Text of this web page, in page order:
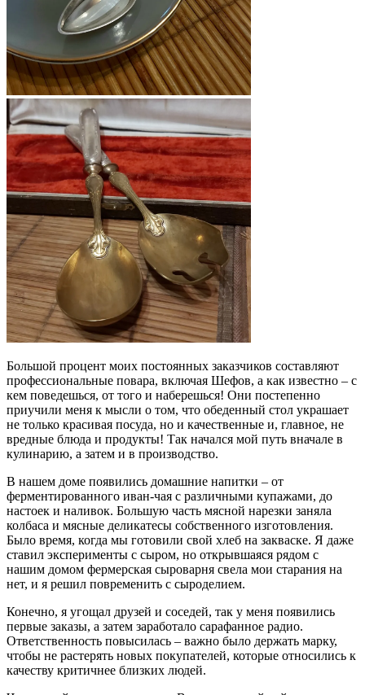
Большой процент моих постоянных заказчиков составляют
профессиональные повара, включая Шефов, а как известно – с
кем поведешься, от того и наберешься! Они постепенно
приучили меня к мысли о том, что обеденный стол украшает
не только красивая посуда, но и качественные и, главное, не
вредные блюда и продукты! Так начался мой путь вначале в
кулинарию, а затем и в производство.
В нашем доме появились домашние напитки – от
ферментированного иван-чая с различными купажами, до
настоек и наливок. Большую часть мясной нарезки заняла
колбаса и мясные деликатесы собственного изготовления.
Было время, когда мы готовили свой хлеб на закваске. Я даже
ставил эксперименты с сыром, но открывшаяся рядом с
нашим домом фермерская сыроварня свела мои старания на
нет, и я решил повременить с сыроделием.
Конечно, я угощал друзей и соседей, так у меня появились
первые заказы, а затем заработало сарафанное радио.
Ответственность повысилась – важно было держать марку,
чтобы не растерять новых покупателей, которые относились к
качеству критичнее близких людей.